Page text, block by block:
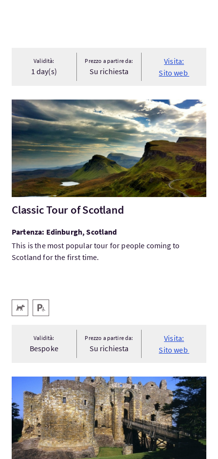
Validità:
1 day(s)
Prezzo a partire da:
Su richiesta
Visita:
Sito web
Visita:Classic Tour of Scotland
Classic Tour of Scotland
Partenza: Edinburgh, Scotland
This is the most popular tour for people coming to
Scotland for the first time.
Servizi
Animali domestici benvenuti
Parcheggio per disabili
Validità:
Bespoke
Prezzo a partire da:
Su richiesta
Visita:
Sito web
Visita:East Lothian Coastal Castles & Seaside Towns Self-